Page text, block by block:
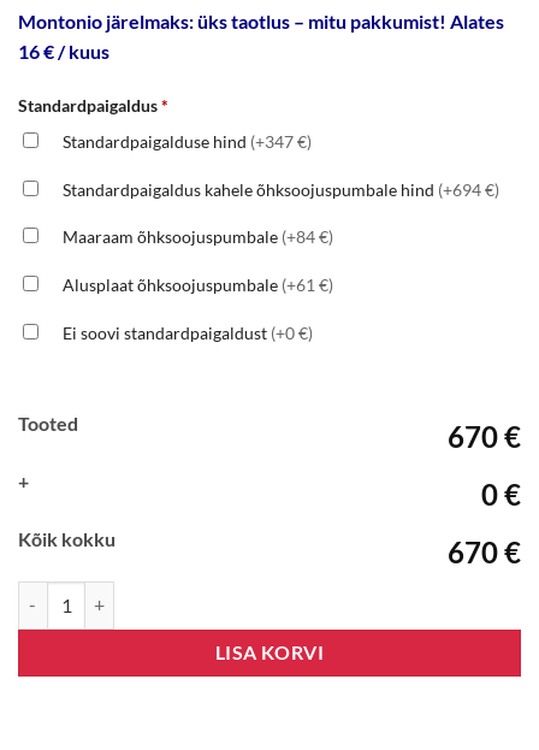
Montonio järelmaks: üks taotlus – mitu pakkumist! Alates
16 € / kuus
Standardpaigaldus*
Standardpaigalduse hind (+347 €)
Standardpaigaldus kahele õhksoojuspumbale hind (+694 €)
Maaraam õhksoojuspumbale (+84 €)
Alusplaat õhksoojuspumbale (+61 €)
Ei soovi standardpaigaldust (+0 €)
Tooted 670 €
+ 0 €
Kõik kokku 670 €
LISA KORVI